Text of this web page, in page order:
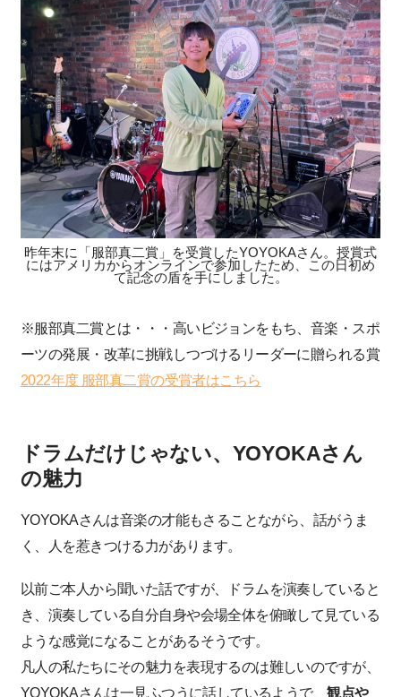
昨年末に「服部真二賞」を受賞したYOYOKAさん。授賞式
にはアメリカからオンラインで参加したため、この日初め
て記念の盾を手にしました。
※服部真二賞とは・・・高いビジョンをもち、音楽・スポ
ーツの発展・改革に挑戦しつづけるリーダーに贈られる賞
2022年度 服部真二賞の受賞者はこちら
ドラムだけじゃない、YOYOKAさん
の魅力
YOYOKAさんは音楽の才能もさることながら、話がうま
く、人を惹きつける力があります。
以前ご本人から聞いた話ですが、ドラムを演奏していると
き、演奏している自分自身や会場全体を俯瞰して見ている
ような感覚になることがあるそうです。
凡人の私たちにその魅力を表現するのは難しいのですが、
YOYOKAさんは一見ふつうに話しているようで、観点や